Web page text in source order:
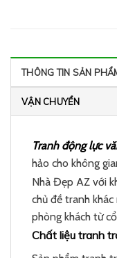
THÔNG TIN SẢN
VẬN CHUYỂN
Tranh động lực
hảo cho không
Nhà Đẹp AZ với
chủ đề tranh
phòng khách từ
Chất liệu tranh